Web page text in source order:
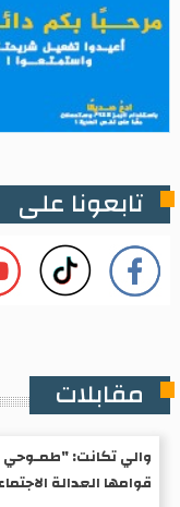
تابعونا على
مقابلات
والي تكانت: "طمـوحي
قوامها العدالة